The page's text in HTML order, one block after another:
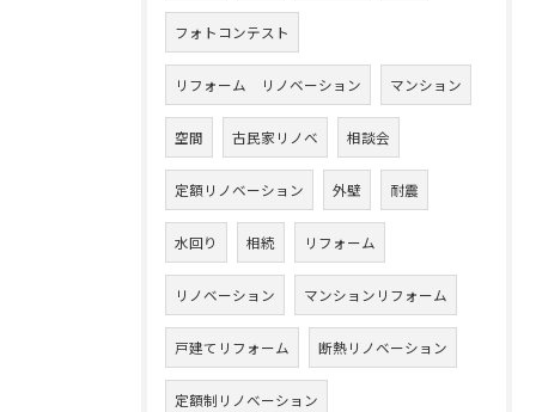
フォトコンテスト
リフォーム リノベーション マンション
空間 古民家リノベ 相談会
定額リノベーション 外壁 耐震
水回り 相続 リフォーム
リノベーション マンションリフォーム
戸建てリフォーム 断熱リノベーション
定額制リノベーション